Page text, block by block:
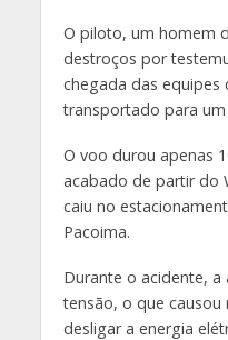
O piloto, um homem
destroços por
chegada das equipes
transportado para
O voo durou apenas
acabado de partir do
caiu no
Pacoima.
Durante o acidente,
tensão, o que causou
desligar a energia